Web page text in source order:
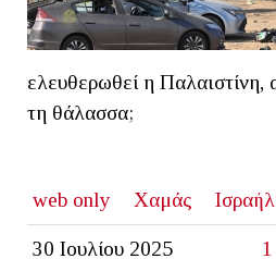
ελευθερωθεί η Παλαιστίνη,
τη θάλασσα;
web only
Χαμάς Ισραήλ
30 Ιουλίου 2025 1